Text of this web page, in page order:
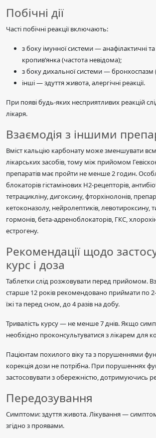
Побічні дії
Часті побічні реакції включають:
з боку імунної системи — анафілактичні та
кропив’янка (частота невідома);
з боку дихальної системи — бронхоспазм
інші — здуття живота, алергічні реакції.
При появі будь-яких несприятливих реакцій
лікаря.
Взаємодія з іншими
Вміст кальцію карбонату може зменшувати
лікарських засобів, тому між прийомом
препаратів має пройти не менше 2 годин.
блокаторів гістамінових Н2-рецепторів,
тетрацикліну, дигоксину, фторхінолонів,
кетоконазолу, нейролептиків, левотироксину,
гормонів, бета-адреноблокаторів, ГКС,
естрогену.
Рекомендації щодо
курс і доза
Таблетки слід розжовувати перед прийомом.
старше 12 років рекомендовано приймати по
їжі та перед сном, до 4 разів на добу.
Тривалість курсу — не менше 7 днів. Якщо
необхідно проконсультуватися з лікарем для
Пацієнтам похилого віку та з порушеннями
корекція дози не потрібна. При порушеннях
застосовувати з обережністю, дотримуючись
Передозування
Симптоми: здуття живота. Лікування —
згідно з проявами.